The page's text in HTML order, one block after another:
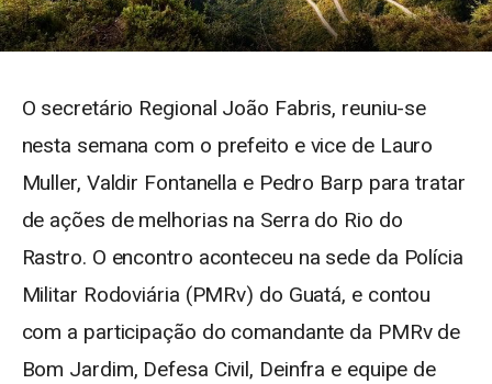
O secretário Regional João Fabris, reuniu-se
nesta semana com o prefeito e vice de Lauro
Muller, Valdir Fontanella e Pedro Barp para tratar
de ações de melhorias na Serra do Rio do
Rastro. O encontro aconteceu na sede da Polícia
Militar Rodoviária (PMRv) do Guatá, e contou
com a participação do comandante da PMRv de
Bom Jardim, Defesa Civil, Deinfra e equipe de